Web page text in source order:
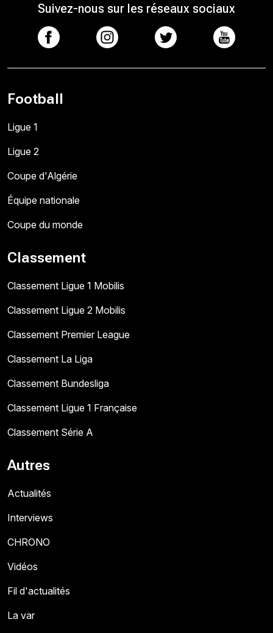
Suivez-nous sur les réseaux sociaux
Football
Ligue 1
Ligue 2
Coupe d'Algérie
Équipe nationale
Coupe du monde
Classement
Classement Ligue 1 Mobilis
Classement Ligue 2 Mobilis
Classement Premier League
Classement La Liga
Classement Bundesliga
Classement Ligue 1 Française
Classement Série A
Autres
Actualités
Interviews
CHRONO
Vidéos
Fil d'actualités
La var